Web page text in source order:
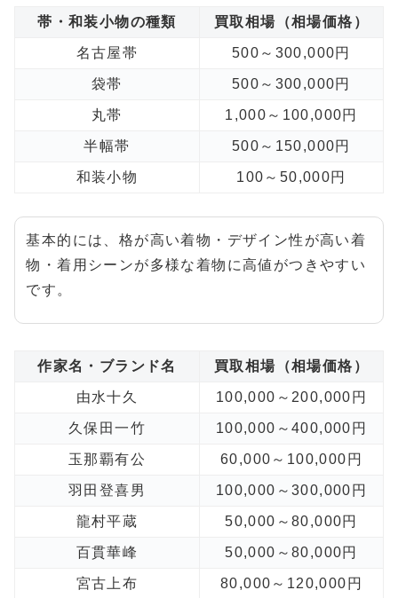
帯・和装小物の種類 買取相場（相場価格）
名古屋帯 500～300,000円
袋帯 500～300,000円
丸帯 1,000～100,000円
半幅帯 500～150,000円
和装小物 100～50,000円
基本的には、格が高い着物・デザイン性が高い着
物・着用シーンが多様な着物に高値がつきやすい
です。
作家名・ブランド名 買取相場（相場価格）
由水十久 100,000～200,000円
久保田一竹 100,000～400,000円
玉那覇有公 60,000～100,000円
羽田登喜男 100,000～300,000円
龍村平蔵 50,000～80,000円
百貫華峰 50,000～80,000円
宮古上布 80,000～120,000円